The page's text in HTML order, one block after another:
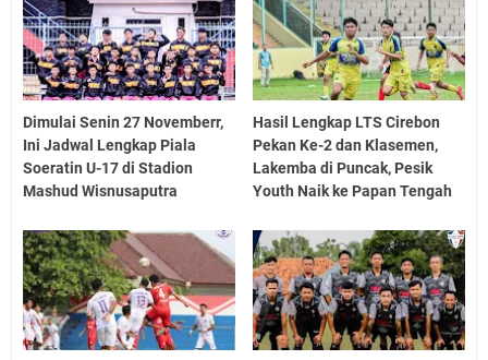
Dimulai Senin 27 Novemberr,
Ini Jadwal Lengkap Piala
Soeratin U-17 di Stadion
Mashud Wisnusaputra
Hasil Lengkap LTS Cirebon
Pekan Ke-2 dan Klasemen,
Lakemba di Puncak, Pesik
Youth Naik ke Papan Tengah